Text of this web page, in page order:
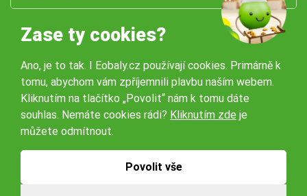
Naše pobočky:
Obchodní podmínky
Zase ty cookies?
Ano, je to tak. I Eobaly.cz používají cookies. Primárně k
tomu, abychom vám zpříjemnili plavbu naším webem.
Kliknutím na tlačítko „Povolit“ nám k tomu dáte
souhlas. Nemáte cookies rádi? Kliknutím zde je
můžete odmítnout.
Povolit vše